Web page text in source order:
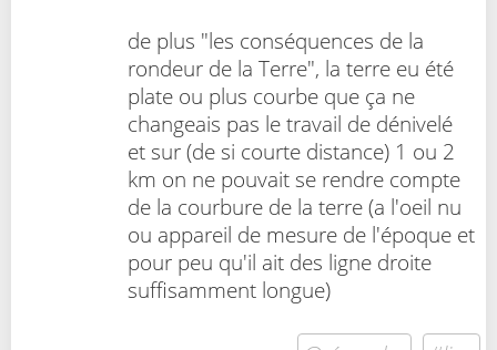
de plus "les conséquences de la
rondeur de la Terre", la terre eu été
plate ou plus courbe que ça ne
changeais pas le travail de dénivelé
et sur (de si courte distance) 1 ou 2
km on ne pouvait se rendre compte
de la courbure de la terre (a l'oeil nu
ou appareil de mesure de l'époque et
pour peu qu'il ait des ligne droite
suffisamment longue)